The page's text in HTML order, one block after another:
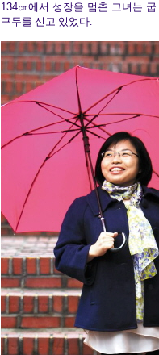
134㎝에서 성장을 멈춘 그녀는
구두를 신고 있었다.